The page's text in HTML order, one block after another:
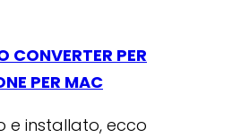
CONVERTER PER
PER MAC
e installato, ecco